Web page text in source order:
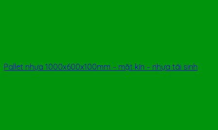
Pallet nhựa 1000x600x100mm – mặt kín – nhựa tái sinh